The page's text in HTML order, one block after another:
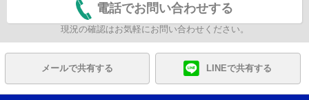
電話でお問い合わせする
現況の確認はお気軽にお問い合わせください。
メールで共有する LINEで共有する